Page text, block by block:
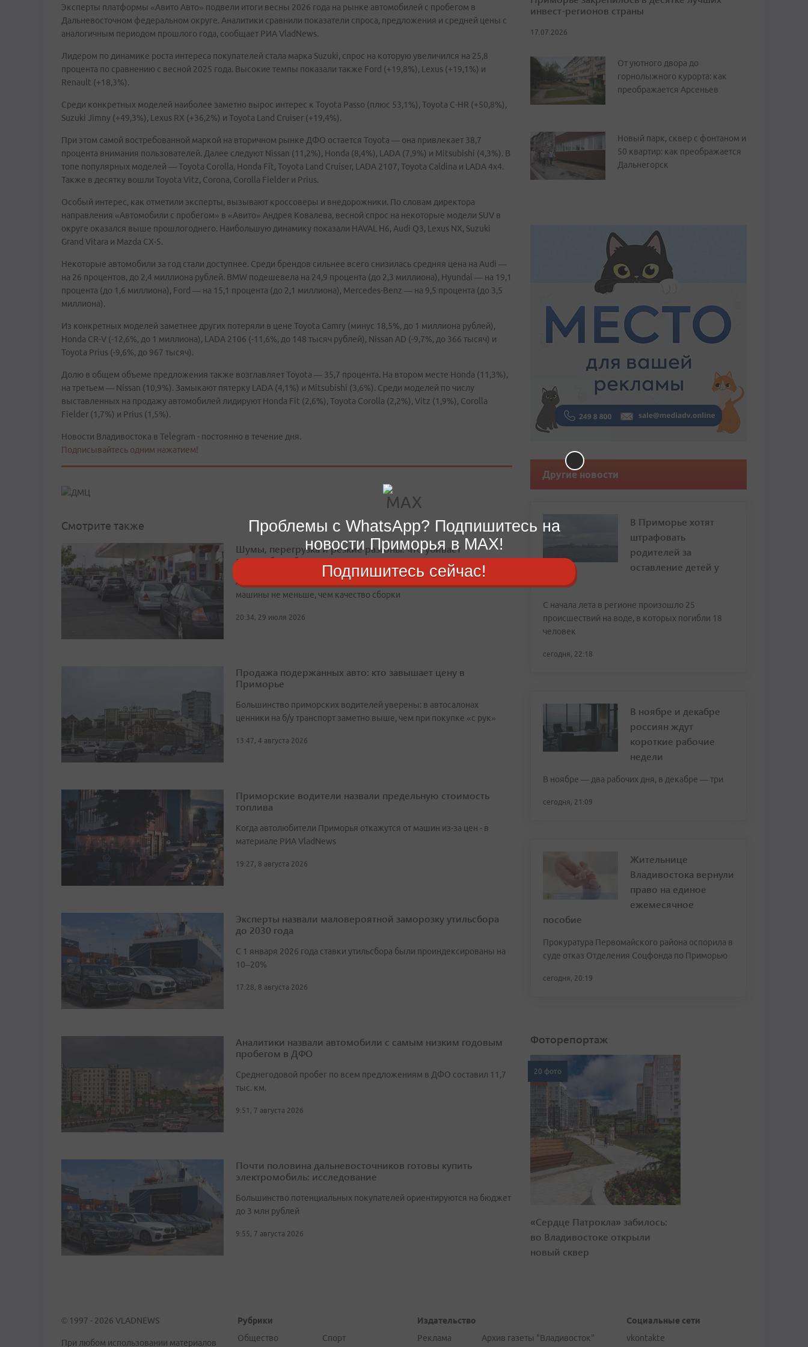
Эксперты платформы «Авито Авто» подвели итоги весны 2026 года на рынке автомобилей с пробегом в
Дальневосточном федеральном округе. Аналитики сравнили показатели спроса, предложения и средней цены с
аналогичным периодом прошлого года, сообщает РИА VladNews.
Лидером по динамике роста интереса покупателей стала марка Suzuki, спрос на которую увеличился на 25,8
процента по сравнению с весной 2025 года. Высокие темпы показали также Ford (+19,8%), Lexus (+19,1%) и
Renault (+18,3%).
Среди конкретных моделей наиболее заметно вырос интерес к Toyota Passo (плюс 53,1%), Toyota C-HR (+50,8%),
Suzuki Jimny (+49,3%), Lexus RX (+36,2%) и Toyota Land Cruiser (+19,4%).
При этом самой востребованной маркой на вторичном рынке ДФО остается Toyota — она привлекает 38,7
процента внимания пользователей. Далее следуют Nissan (11,2%), Honda (8,4%), LADA (7,9%) и Mitsubishi (4,3%). В
топе популярных моделей — Toyota Corolla, Honda Fit, Toyota Land Cruiser, LADA 2107, Toyota Caldina и LADA 4x4.
Также в десятку вошли Toyota Vitz, Corona, Corolla Fielder и Prius.
Особый интерес, как отметили эксперты, вызывают кроссоверы и внедорожники. По словам директора
направления «Автомобили с пробегом» в «Авито» Андрея Ковалева, весной спрос на некоторые модели SUV в
округе оказался выше прошлогоднего. Наибольшую динамику показали HAVAL H6, Audi Q3, Lexus NX, Suzuki
Grand Vitara и Mazda CX-5.
Некоторые автомобили за год стали доступнее. Среди брендов сильнее всего снизилась средняя цена на Audi —
на 26 процентов, до 2,4 миллиона рублей. BMW подешевела на 24,9 процента (до 2,3 миллиона), Hyundai — на 19,1
процента (до 1,6 миллиона), Ford — на 15,1 процента (до 2,1 миллиона), Mercedes-Benz — на 9,5 процента (до 3,5
миллиона).
Из конкретных моделей заметнее других потеряли в цене Toyota Camry (минус 18,5%, до 1 миллиона рублей),
Honda CR-V (-12,6%, до 1 миллиона), LADA 2106 (-11,6%, до 148 тысяч рублей), Nissan AD (-9,7%, до 366 тысяч) и
Toyota Prius (-9,6%, до 967 тысяч).
Долю в общем объеме предложения также возглавляет Toyota — 35,7 процента. На втором месте Honda (11,3%),
на третьем — Nissan (10,9%). Замыкают пятерку LADA (4,1%) и Mitsubishi (3,6%). Среди моделей по числу
выставленных на продажу автомобилей лидируют Honda Fit (2,6%), Toyota Corolla (2,2%), Vitz (1,9%), Corolla
Fielder (1,7%) и Prius (1,5%).
Новости Владивостока в Telegram - постоянно в течение дня.
Подписывайтесь одним нажатием!
Смотрите также
Шумы, перегрузка и резкие разгоны: что убивает
автомобиль быстрее всего
Агрессивный стиль вождения и перегрузка влияют на срок службы
машины не меньше, чем качество сборки
20:34, 29 июля 2026
Продажа подержанных авто: кто завышает цену в
Приморье
Большинство приморских водителей уверены: в автосалонах
ценники на б/у транспорт заметно выше, чем при покупке «с рук»
13:47, 4 августа 2026
Приморские водители назвали предельную стоимость
топлива
Когда автолюбители Приморья откажутся от машин из-за цен - в
материале РИА VladNews
19:27, 8 августа 2026
Эксперты назвали маловероятной заморозку утильсбора
до 2030 года
С 1 января 2026 года ставки утильсбора были проиндексированы на
10–20%
17:28, 8 августа 2026
Аналитики назвали автомобили с самым низким годовым
пробегом в ДФО
Среднегодовой пробег по всем предложениям в ДФО составил 11,7
тыс. км.
9:51, 7 августа 2026
Почти половина дальневосточников готовы купить
электромобиль: исследование
Большинство потенциальных покупателей ориентируются на бюджет
до 3 млн рублей
9:55, 7 августа 2026
инвест-регионов страны
17.07.2026
От уютного двора до
горнолыжного курорта: как
преображается Арсеньев
Новый парк, сквер с фонтаном и
50 квартир: как преображается
Дальнегорск
Другие новости
В Приморье хотят
штрафовать
родителей за
оставление детей у
С начала лета в регионе произошло 25
происшествий на воде, в которых погибли 18
человек
сегодня, 22:18
В ноябре и декабре
россиян ждут
короткие рабочие
недели
В ноябре — два рабочих дня, в декабре — три
сегодня, 21:09
Жительнице
Владивостока вернули
право на единое
ежемесячное
пособие
Прокуратура Первомайского района оспорила в
суде отказ Отделения Соцфонда по Приморью
сегодня, 20:19
Фоторепортаж
20 фото
«Сердце Патрокла» забилось:
во Владивостоке открыли
новый сквер
© 1997 - 2026 VLADNEWS
При любом использовании материалов
Рубрики
Общество
Спорт
Издательство
Реклама
Архив газеты "Владивосток"
Социальные сети
vkontakte
Проблемы с WhatsApp? Подпишитесь на
новости Приморья в MAX!
Подпишитесь сейчас!